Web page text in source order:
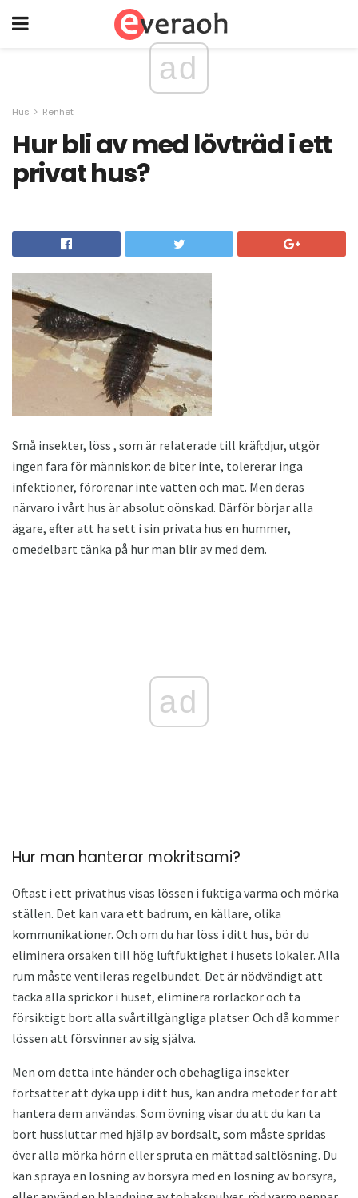
ad
Hus Renhet
Hur bli av med lövträd i ett
privat hus?
Små insekter, löss , som är relaterade till kräftdjur, utgör
ingen fara för människor: de biter inte, tolererar inga
infektioner, förorenar inte vatten och mat. Men deras
närvaro i vårt hus är absolut oönskad. Därför börjar alla
ägare, efter att ha sett i sin privata hus en hummer,
omedelbart tänka på hur man blir av med dem.
ad
Hur man hanterar mokritsami?
Oftast i ett privathus visas lössen i fuktiga varma och mörka
ställen. Det kan vara ett badrum, en källare, olika
kommunikationer. Och om du har löss i ditt hus, bör du
eliminera orsaken till hög luftfuktighet i husets lokaler. Alla
rum måste ventileras regelbundet. Det är nödvändigt att
täcka alla sprickor i huset, eliminera rörläckor och ta
försiktigt bort alla svårtillgängliga platser. Och då kommer
lössen att försvinner av sig själva.
Men om detta inte händer och obehagliga insekter
fortsätter att dyka upp i ditt hus, kan andra metoder för att
hantera dem användas. Som övning visar du att du kan ta
bort hussluttar med hjälp av bordsalt, som måste spridas
över alla mörka hörn eller spruta en mättad saltlösning. Du
kan spraya en lösning av borsyra med en lösning av borsyra,